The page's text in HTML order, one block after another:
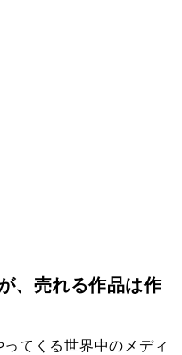
、売れる作品は作
てくる世界中のメディ